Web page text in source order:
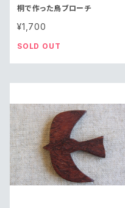
桐で作った鳥ブローチ
¥1,700
SOLD OUT